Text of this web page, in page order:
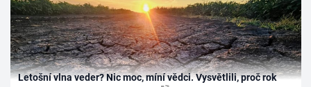
Letošní vlna veder? Nic moc, míní vědci. Vysvětlili, proč rok